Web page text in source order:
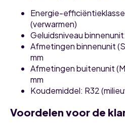
Energie-efficiëntieklasse
(verwarmen)
Geluidsniveau binnenunit
Afmetingen binnenunit
mm
Afmetingen buitenunit
mm
Koudemiddel: R32
Voordelen voor de